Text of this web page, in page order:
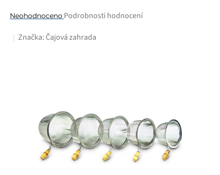
Průměrné
produktu
Neohodnoceno Podrobnosti hodnocení
Značka: Čajová zahrada